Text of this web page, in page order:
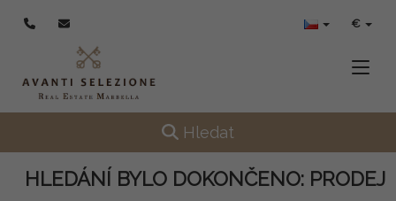
€
Toggle navigation
Hledat
HLEDÁNÍ BYLO DOKONČENO:PRODEJ